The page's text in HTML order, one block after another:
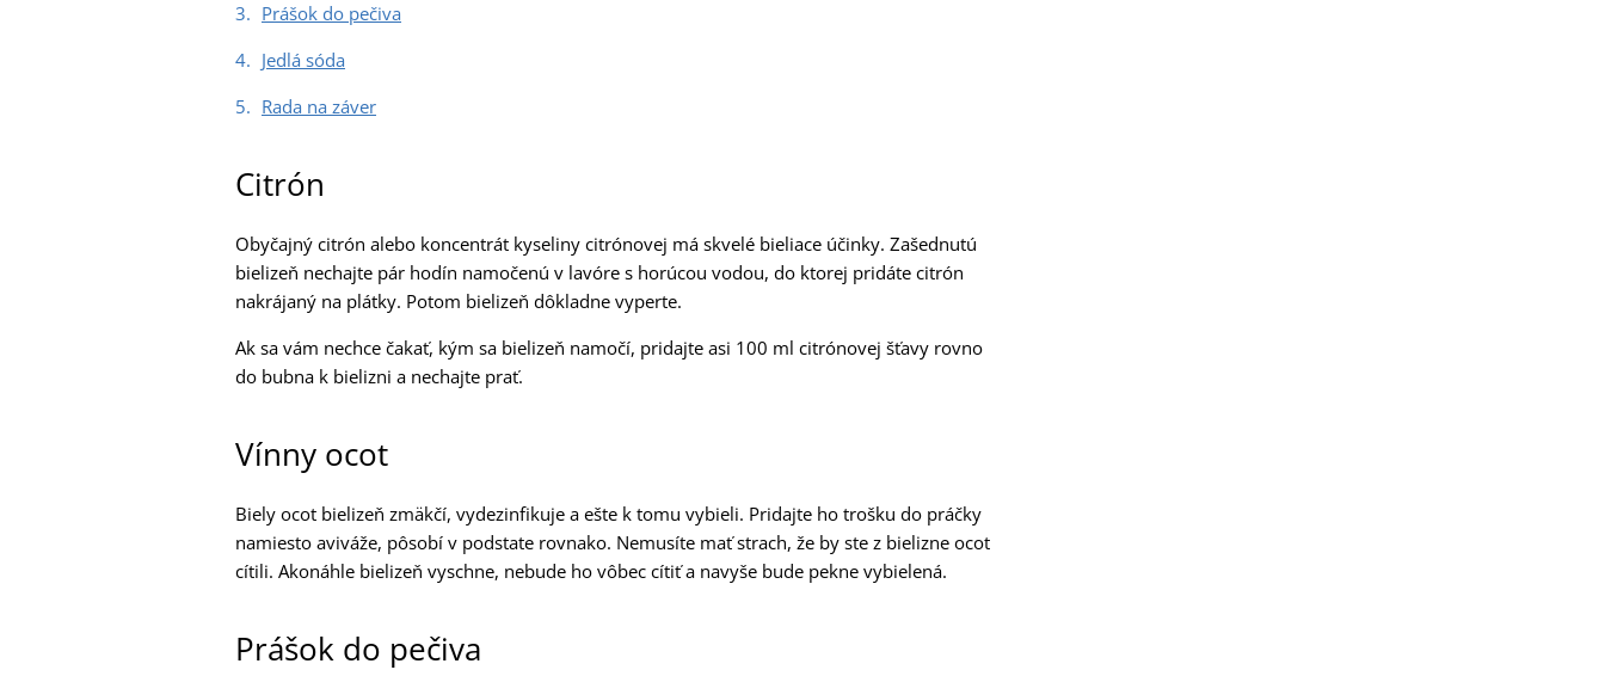
Prášok do pečiva
Jedlá sóda
Rada na záver
Citrón
Obyčajný citrón alebo koncentrát kyseliny citrónovej má skvelé bieliace účinky. Zašednutú
bielizeň nechajte pár hodín namočenú v lavóre s horúcou vodou, do ktorej pridáte citrón
nakrájaný na plátky. Potom bielizeň dôkladne vyperte.
Ak sa vám nechce čakať, kým sa bielizeň namočí, pridajte asi 100 ml citrónovej šťavy rovno
do bubna k bielizni a nechajte prať.
Vínny ocot
Biely ocot bielizeň zmäkčí, vydezinfikuje a ešte k tomu vybieli. Pridajte ho trošku do práčky
namiesto aviváže, pôsobí v podstate rovnako. Nemusíte mať strach, že by ste z bielizne ocot
cítili. Akonáhle bielizeň vyschne, nebude ho vôbec cítiť a navyše bude pekne vybielená.
Prášok do pečiva